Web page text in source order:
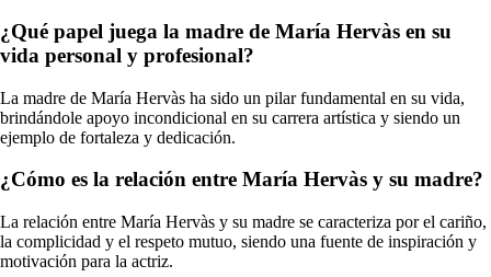
¿Qué papel juega la madre de María Hervàs en su
vida personal y profesional?
La madre de María Hervàs ha sido un pilar fundamental en su vida,
brindándole apoyo incondicional en su carrera artística y siendo un
ejemplo de fortaleza y dedicación.
¿Cómo es la relación entre María Hervàs y su madre?
La relación entre María Hervàs y su madre se caracteriza por el cariño,
la complicidad y el respeto mutuo, siendo una fuente de inspiración y
motivación para la actriz.